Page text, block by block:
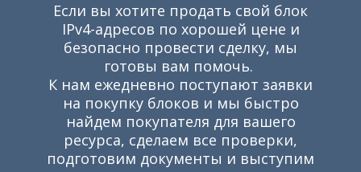
Если вы хотите продать свой блок
IPv4-адресов по хорошей цене и
безопасно провести сделку, мы
готовы вам помочь.
К нам ежедневно поступают заявки
на покупку блоков и мы быстро
найдем покупателя для вашего
ресурса, сделаем все проверки,
подготовим документы и выступим